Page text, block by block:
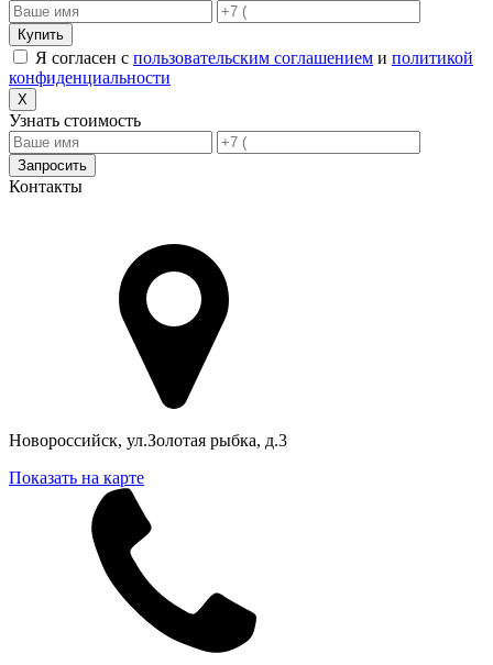
Купить
Я согласен с пользовательским соглашением и политикой
конфиденциальности
X
Узнать стоимость
Запросить
Контакты
Новороссийск, ул.Золотая рыбка, д.3
Показать на карте